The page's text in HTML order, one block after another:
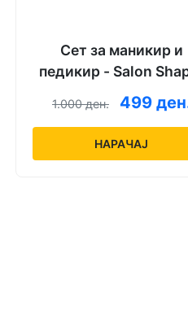
Сет за маникир и
педикир - Salon
1.000 ден. 499
НАРАЧАЈ